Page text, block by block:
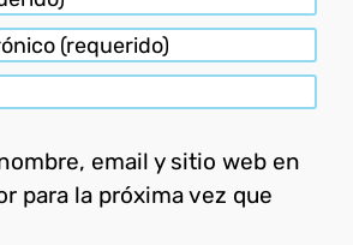
email y sitio web en
para la próxima vez que